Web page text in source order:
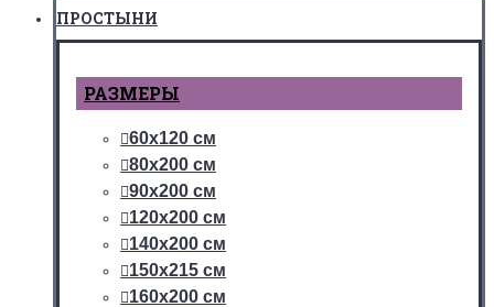
ПРОСТЫНИ
РАЗМЕРЫ
60х120 см
80х200 см
90х200 см
120х200 см
140х200 см
150х215 см
160х200 см